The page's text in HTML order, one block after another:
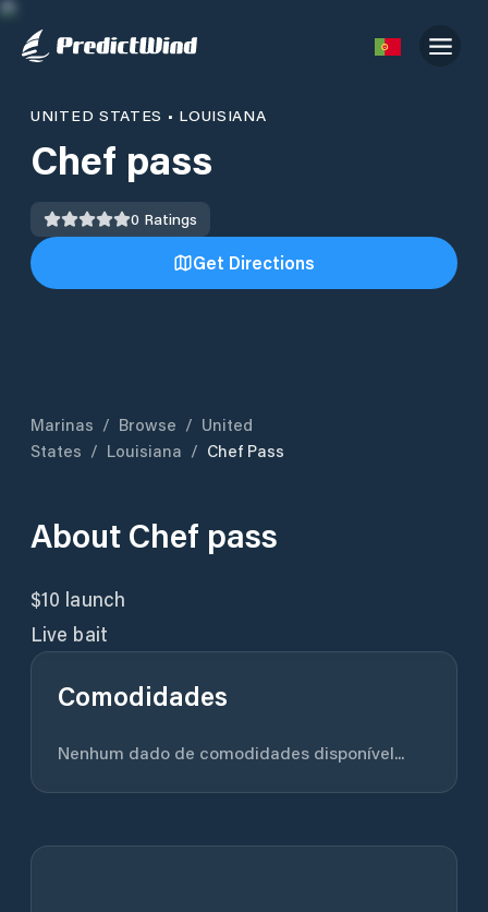
UNITED STATES • LOUISIANA
Chef pass
0 Ratings
Get Directions
Marinas / Browse / United
States / Louisiana / Chef Pass
About Chef pass
$10 launch
Live bait
Comodidades
Nenhum dado de comodidades disponível...